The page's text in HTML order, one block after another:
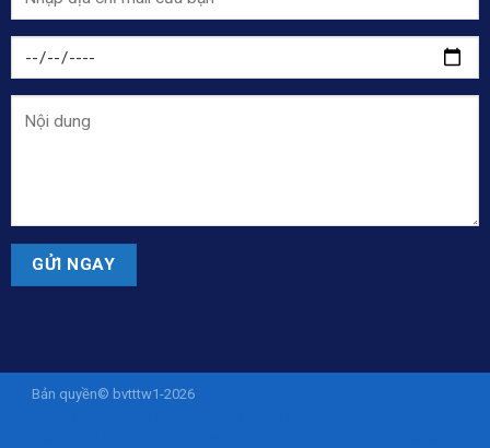
Bản quyền© bvtttw1-2026